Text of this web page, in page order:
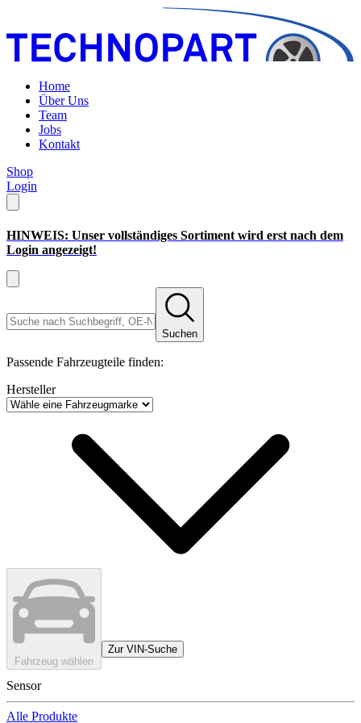
Home
Über Uns
Team
Jobs
Kontakt
Shop
Login
HINWEIS: Unser vollständiges Sortiment wird erst nach dem
Login angezeigt!
Suchen
Passende Fahrzeugteile finden:
Hersteller
Fahrzeug wählen
Zur VIN-Suche
Sensor
Alle Produkte